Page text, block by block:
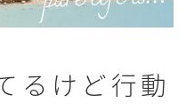
るけど行動